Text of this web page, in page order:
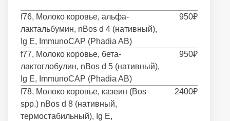
f76, Молоко коровье, альфа-
лактальбумин, nBos d 4 (нативный),
Ig E, ImmunoCAP (Phadia AB)
950₽
f77, Молоко коровье, бета-
лактоглобулин, nBos d 5 (нативный),
Ig E, ImmunoCAP (Phadia AB)
950₽
f78, Молоко коровье, казеин (Bos
spp.) nBos d 8 (нативный,
термостабильный), Ig E,
2400₽